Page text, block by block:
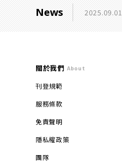
News 2025.09.01
關於我們 About
刊登規範
服務條款
免責聲明
隱私權政策
團隊